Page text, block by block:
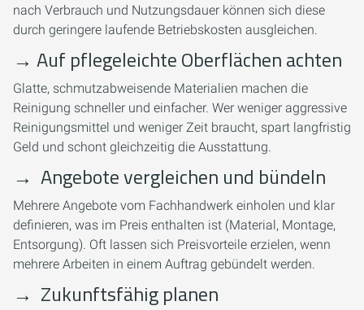
nach Verbrauch und Nutzungsdauer können sich diese
durch geringere laufende Betriebskosten ausgleichen.
→ Auf pflegeleichte Oberflächen achten
Glatte, schmutzabweisende Materialien machen die
Reinigung schneller und einfacher. Wer weniger aggressive
Reinigungsmittel und weniger Zeit braucht, spart langfristig
Geld und schont gleichzeitig die Ausstattung.
→ Angebote vergleichen und bündeln
Mehrere Angebote vom Fachhandwerk einholen und klar
definieren, was im Preis enthalten ist (Material, Montage,
Entsorgung). Oft lassen sich Preisvorteile erzielen, wenn
mehrere Arbeiten in einem Auftrag gebündelt werden.
→ Zukunftsfähig planen